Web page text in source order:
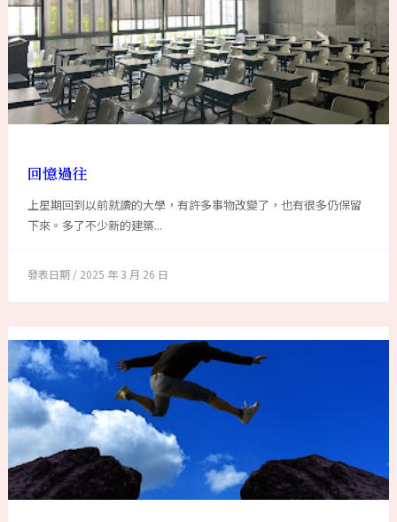
回憶過往
上星期回到以前就讀的大學，有許多事物改變了，也有很多仍保留
下來。多了不少新的建築...
2025 年 3 月 26 日